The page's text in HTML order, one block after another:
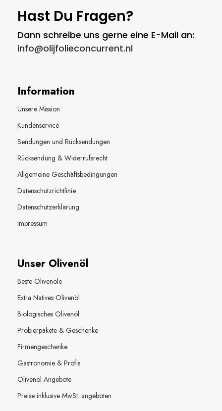
Hast Du Fragen?
Dann schreibe uns gerne eine E-Mail an:
info@olijfolieconcurrent.nl
Information
Unsere Mission
Kundenservice
Sendungen und Rücksendungen
Rücksendung & Widerrufsrecht
Allgemeine Geschäftsbedingungen
Datenschutzrichtlinie
Datenschutzerklärung
Impressum
Unser Olivenöl
Beste Olivenöle
Extra Natives Olivenöl
Biologisches Olivenöl
Probierpakete & Geschenke
Firmengeschenke
Gastronomie & Profis
Olivenöl Angebote
Preise inklusive MwSt. angeboten.